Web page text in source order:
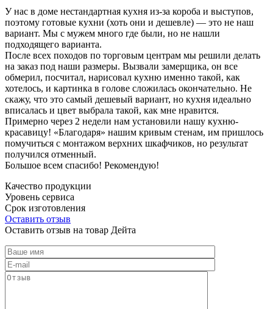
У нас в доме нестандартная кухня из-за короба и выступов,
поэтому готовые кухни (хоть они и дешевле) — это не наш
вариант. Мы с мужем много где были, но не нашли
подходящего варианта.
После всех походов по торговым центрам мы решили делать
на заказ под наши размеры. Вызвали замерщика, он все
обмерил, посчитал, нарисовал кухню именно такой, как
хотелось, и картинка в голове сложилась окончательно. Не
скажу, что это самый дешевый вариант, но кухня идеально
вписалась и цвет выбрала такой, как мне нравится.
Примерно через 2 недели нам установили нашу кухню-
красавицу! «Благодаря» нашим кривым стенам, им пришлось
помучиться с монтажом верхних шкафчиков, но результат
получился отменный.
Большое всем спасибо! Рекомендую!
Качество продукции
Уровень сервиса
Срок изготовления
Оставить отзыв
Оставить отзыв на товар Дейта